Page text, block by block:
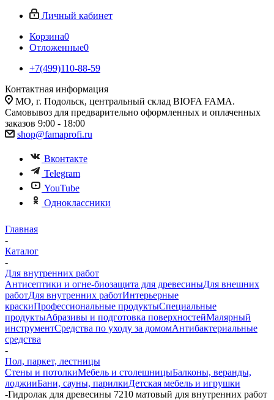
Личный кабинет
Корзина0
Отложенные0
+7(499)110-88-59
Контактная информация
МО, г. Подольск, центральный склад BIOFA FAMA.
Самовывоз для предварительно оформленных и оплаченных
заказов 9:00 - 18:00
shop@famaprofi.ru
Вконтакте
Telegram
YouTube
Одноклассники
Главная
-
Каталог
-
Для внутренних работ
Антисептики и огне-биозащита для древесиныДля внешних
работДля внутренних работИнтерьерные
краскиПрофессиональные продуктыСпециальные
продуктыАбразивы и подготовка поверхностейМалярный
инструментСредства по уходу за домомАнтибактериальные
средства
-
Пол, паркет, лестницы
Стены и потолкиМебель и столешницыБалконы, веранды,
лоджииБани, сауны, парилкиДетская мебель и игрушки
-Гидролак для древесины 7210 матовый для внутренних работ